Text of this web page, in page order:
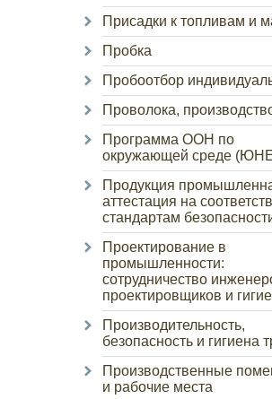
Присадки к топливам и
Пробка
Пробоотбор
Проволока,
Программа ООН по
окружающей среде
Продукция
аттестация на
стандартам
Проектирование в
промышленности:
сотрудничество
проектировщиков и
Производительность,
безопасность и гигиена
Производственные
и рабочие места